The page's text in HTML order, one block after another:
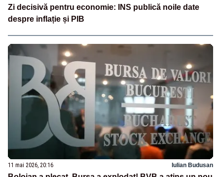
Zi decisivă pentru economie: INS publică noile date
despre inflație și PIB
11 mai 2026, 20:16 Iulian Budusan